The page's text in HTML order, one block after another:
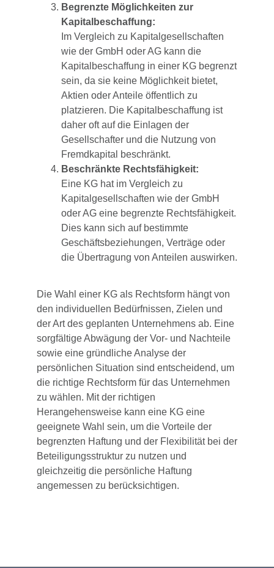
Begrenzte Möglichkeiten zur
Kapitalbeschaffung:
Im Vergleich zu Kapitalgesellschaften
wie der GmbH oder AG kann die
Kapitalbeschaffung in einer KG begrenzt
sein, da sie keine Möglichkeit bietet,
Aktien oder Anteile öffentlich zu
platzieren. Die Kapitalbeschaffung ist
daher oft auf die Einlagen der
Gesellschafter und die Nutzung von
Fremdkapital beschränkt.
Beschränkte Rechtsfähigkeit:
Eine KG hat im Vergleich zu
Kapitalgesellschaften wie der GmbH
oder AG eine begrenzte Rechtsfähigkeit.
Dies kann sich auf bestimmte
Geschäftsbeziehungen, Verträge oder
die Übertragung von Anteilen auswirken.
Die Wahl einer KG als Rechtsform hängt von
den individuellen Bedürfnissen, Zielen und
der Art des geplanten Unternehmens ab. Eine
sorgfältige Abwägung der Vor- und Nachteile
sowie eine gründliche Analyse der
persönlichen Situation sind entscheidend, um
die richtige Rechtsform für das Unternehmen
zu wählen. Mit der richtigen
Herangehensweise kann eine KG eine
geeignete Wahl sein, um die Vorteile der
begrenzten Haftung und der Flexibilität bei der
Beteiligungsstruktur zu nutzen und
gleichzeitig die persönliche Haftung
angemessen zu berücksichtigen.